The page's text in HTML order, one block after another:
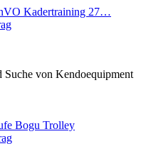
Kadertraining 27…
von Kendoequipment
Bogu Trolley